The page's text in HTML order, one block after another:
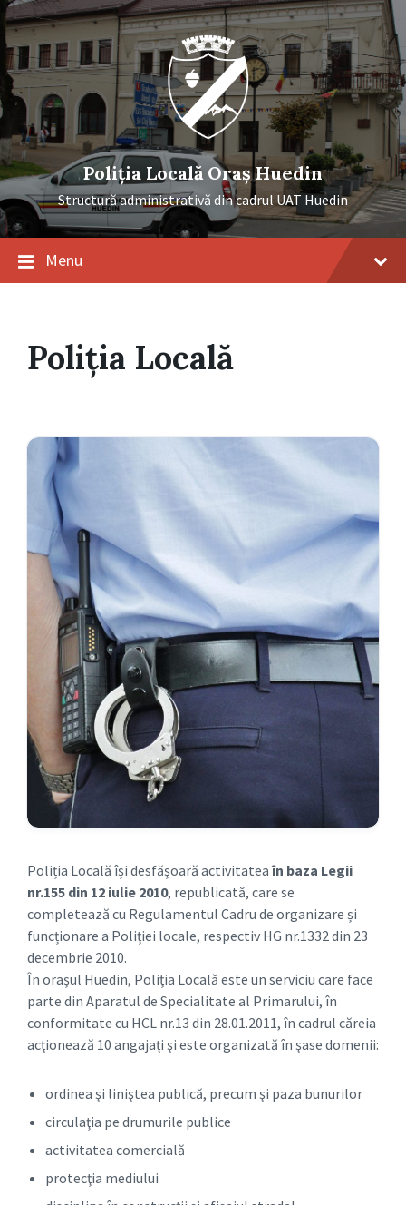
Skip
to
content
Skip
to
main
navigation
Skip
to
footer
Poliția Locală Oraș Huedin
Structură administrativă din cadrul UAT Huedin
Menu
Poliția Locală
Poliția Locală își desfăşoară activitateaîn baza Legii
nr.155 din 12 iulie 2010, republicată, care se
completează cu Regulamentul Cadru de organizare și
funcționare a Poliţiei locale, respectiv HG nr.1332 din 23
decembrie 2010.
În orașul Huedin, Poliţia Locală este un serviciu care face
parte din Aparatul de Specialitate al Primarului, în
conformitate cu HCL nr.13 din 28.01.2011, în cadrul căreia
acţionează 10 angajaţi şi este organizată în şase domenii:
ordinea şi liniştea publică, precum şi paza bunurilor
circulaţia pe drumurile publice
activitatea comercială
protecţia mediului